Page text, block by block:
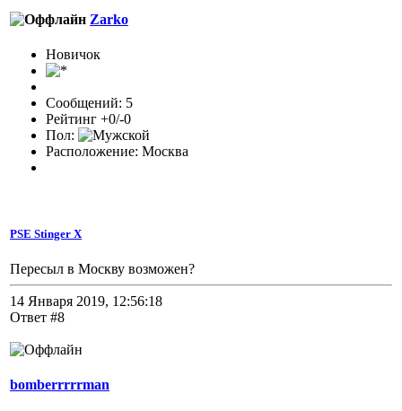
Zarko
Новичок
Сообщений: 5
Рейтинг +0/-0
Пол:
Расположение: Москва
PSE Stinger X
Пересыл в Москву возможен?
14 Января 2019, 12:56:18
Ответ #8
bomberrrrrman